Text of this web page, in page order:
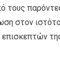
τους
στον